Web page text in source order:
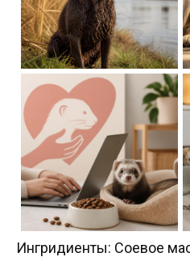
Ингридиенты: Соевое